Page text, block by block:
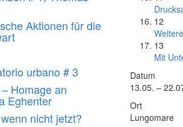
Aktionen für die
urbano # 3
Homage an
Eghenter
nicht jetzt?
12
13
Mit
Datum
13.05. –
Ort
Lungomare